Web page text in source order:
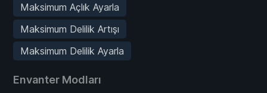
Maksimum Açlık Ayarla
Maksimum Delilik Artışı
Maksimum Delilik Ayarla
Envanter Modları